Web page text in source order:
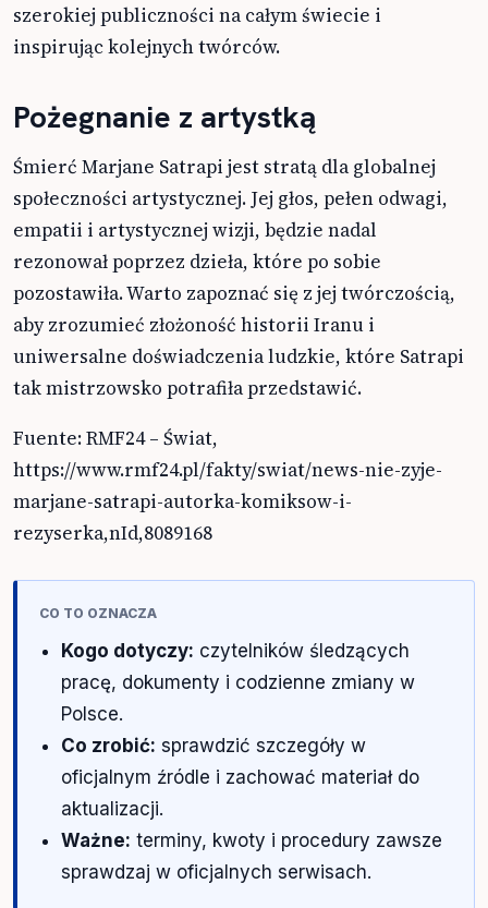
szerokiej publiczności na całym świecie i
inspirując kolejnych twórców.
Pożegnanie z artystką
Śmierć Marjane Satrapi jest stratą dla globalnej
społeczności artystycznej. Jej głos, pełen odwagi,
empatii i artystycznej wizji, będzie nadal
rezonował poprzez dzieła, które po sobie
pozostawiła. Warto zapoznać się z jej twórczością,
aby zrozumieć złożoność historii Iranu i
uniwersalne doświadczenia ludzkie, które Satrapi
tak mistrzowsko potrafiła przedstawić.
Fuente: RMF24 – Świat,
https://www.rmf24.pl/fakty/swiat/news-nie-zyje-
marjane-satrapi-autorka-komiksow-i-
rezyserka,nId,8089168
CO TO OZNACZA
Kogo dotyczy: czytelników śledzących
pracę, dokumenty i codzienne zmiany w
Polsce.
Co zrobić: sprawdzić szczegóły w
oficjalnym źródle i zachować materiał do
aktualizacji.
Ważne: terminy, kwoty i procedury zawsze
sprawdzaj w oficjalnych serwisach.